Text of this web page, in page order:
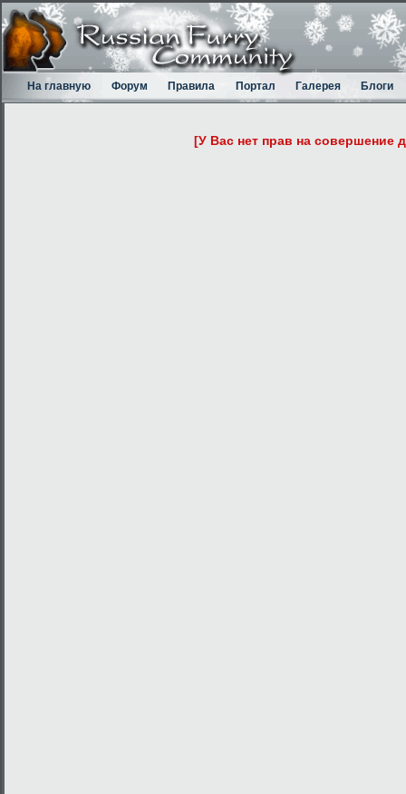
На главную Форум Правила Портал Галерея Блоги
[У Вас нет прав на совершение